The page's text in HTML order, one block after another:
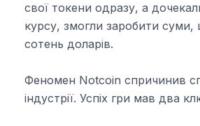
свої токени одразу, а
курсу, змогли заробити суми,
сотень доларів.
Феномен Notcoin спричинив
індустрії. Успіх гри мав два